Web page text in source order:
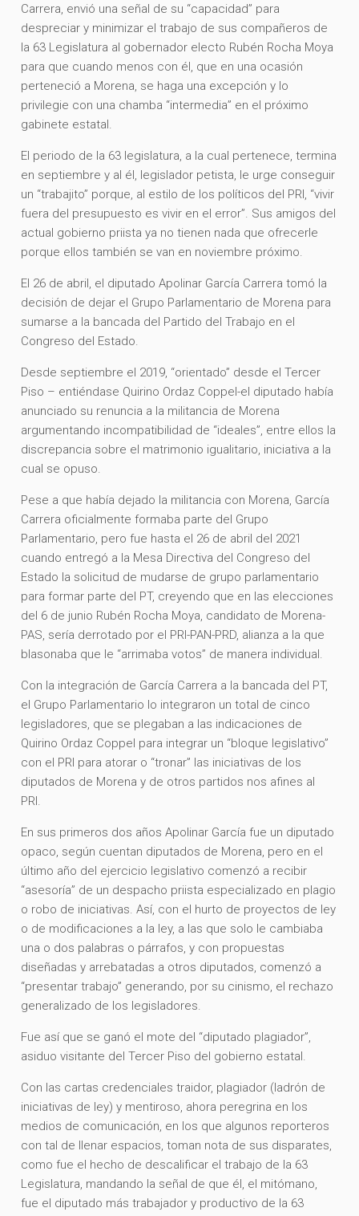
Carrera, envió una señal de su “capacidad” para
despreciar y minimizar el trabajo de sus compañeros de
la 63 Legislatura al gobernador electo Rubén Rocha Moya
para que cuando menos con él, que en una ocasión
perteneció a Morena, se haga una excepción y lo
privilegie con una chamba “intermedia” en el próximo
gabinete estatal.
El periodo de la 63 legislatura, a la cual pertenece, termina
en septiembre y al él, legislador petista, le urge conseguir
un “trabajito” porque, al estilo de los políticos del PRI, “vivir
fuera del presupuesto es vivir en el error”. Sus amigos del
actual gobierno priista ya no tienen nada que ofrecerle
porque ellos también se van en noviembre próximo.
El 26 de abril, el diputado Apolinar García Carrera tomó la
decisión de dejar el Grupo Parlamentario de Morena para
sumarse a la bancada del Partido del Trabajo en el
Congreso del Estado.
Desde septiembre el 2019, “orientado” desde el Tercer
Piso – entiéndase Quirino Ordaz Coppel-el diputado había
anunciado su renuncia a la militancia de Morena
argumentando incompatibilidad de “ideales”, entre ellos la
discrepancia sobre el matrimonio igualitario, iniciativa a la
cual se opuso.
Pese a que había dejado la militancia con Morena, García
Carrera oficialmente formaba parte del Grupo
Parlamentario, pero fue hasta el 26 de abril del 2021
cuando entregó a la Mesa Directiva del Congreso del
Estado la solicitud de mudarse de grupo parlamentario
para formar parte del PT, creyendo que en las elecciones
del 6 de junio Rubén Rocha Moya, candidato de Morena-
PAS, sería derrotado por el PRI-PAN-PRD, alianza a la que
blasonaba que le “arrimaba votos” de manera individual.
Con la integración de García Carrera a la bancada del PT,
el Grupo Parlamentario lo integraron un total de cinco
legisladores, que se plegaban a las indicaciones de
Quirino Ordaz Coppel para integrar un “bloque legislativo”
con el PRI para atorar o “tronar” las iniciativas de los
diputados de Morena y de otros partidos nos afines al
PRI.
En sus primeros dos años Apolinar García fue un diputado
opaco, según cuentan diputados de Morena, pero en el
último año del ejercicio legislativo comenzó a recibir
“asesoría” de un despacho priista especializado en plagio
o robo de iniciativas. Así, con el hurto de proyectos de ley
o de modificaciones a la ley, a las que solo le cambiaba
una o dos palabras o párrafos, y con propuestas
diseñadas y arrebatadas a otros diputados, comenzó a
“presentar trabajo” generando, por su cinismo, el rechazo
generalizado de los legisladores.
Fue así que se ganó el mote del “diputado plagiador”,
asiduo visitante del Tercer Piso del gobierno estatal.
Con las cartas credenciales traidor, plagiador (ladrón de
iniciativas de ley) y mentiroso, ahora peregrina en los
medios de comunicación, en los que algunos reporteros
con tal de llenar espacios, toman nota de sus disparates,
como fue el hecho de descalificar el trabajo de la 63
Legislatura, mandando la señal de que él, el mitómano,
fue el diputado más trabajador y productivo de la 63